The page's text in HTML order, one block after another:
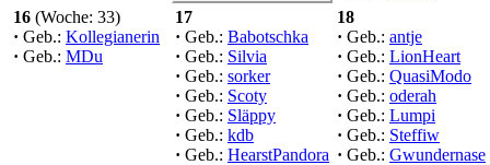
16 (Woche: 33)
· Geb.: Kollegianerin
· Geb.: MDu
17
· Geb.: Babotschka
· Geb.: Silvia
· Geb.: sorker
· Geb.: Scoty
· Geb.: Släppy
· Geb.: kdb
· Geb.: HearstPandora
18
· Geb.: antje
· Geb.: LionHeart
· Geb.: QuasiModo
· Geb.: oderah
· Geb.: Lumpi
· Geb.: Steffiw
· Geb.: Gwundernase